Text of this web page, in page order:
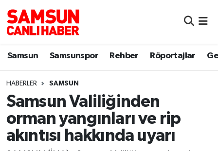
Samsun Samsunspor Rehber Röportajlar
HABERLER SAMSUN
Samsun Valiliğinden
orman yangınları ve rip
akıntısı hakkında uyarı
Samsun
Sokak Röportajları
Dünya
Samsun Nöbetçi Eczaneler
Samsun Hava Durumu
Samsun Namaz Vakitleri
Samsun Trafik Yoğunluk Haritası
Süper Lig Puan Durumu ve Fikstür